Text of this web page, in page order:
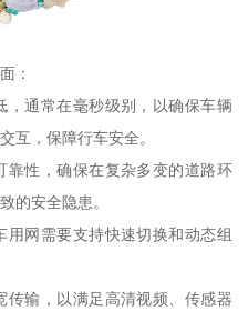
：
，通常在毫秒级别，以确保车辆
互，保障行车安全。
靠性，确保在复杂多变的道路环
的安全隐患。
网需要支持快速切换和动态组
传输，以满足高清视频、传感器